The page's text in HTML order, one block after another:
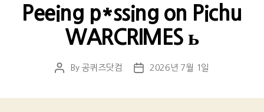
Peeing p*ssing on Pichu
WARCRIMES ь
PostBy 공퀴즈닷컴
Post2026년 7월 1일